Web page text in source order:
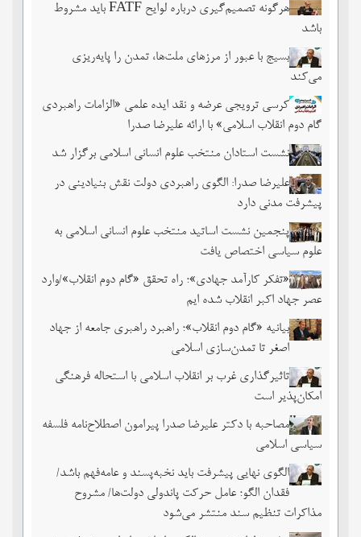
هرگونه تصمیم‌گیری درباره لوایح FATF باید مشروط
باشد
بسیج با عبور از مرزهای ملت‌‌ها، تمدن را پایه‌ریزی
می‌کند
کرسی ترویجی عرضه و نقد ایده علمی «الزامات راهبردی
گام دوم انقلاب اسلامی» با ارائه علیرضا صدرا
نشست استادان منتخب علوم انسانی اسلامی برگزار شد
علیرضا صدرا: الگوی راهبردی دولت نقش بنیادینی در
پیشرفت مدنی دارد
پنجمین نشست اساتید منتخب علوم انسانی اسلامی به
علوم سیاسی اختصاص یافت
«تفکر کارآمد جهادی»؛ راه تحقق «گام دوم انقلاب»/وارد
عصر جهاد اکبر انقلاب شده ایم
بیانیه «گام دوم انقلاب»؛ راهبرد راهبری جامعه از جهاد
اصغر تا تمدن‌سازی اسلامی
تاثیرگذاری غرب بر انقلاب اسلامی با استحاله فرهنگی
امکان‌پذیر است
مصاحبه با دکتر علیرضا صدرا پیرامون اصطلاح‌نامه فلسفه
سیاسی اسلامی
الگوی نهایی پیشرفت باید نخبه‌پسند و عامه‌فهم باشد/
فقدان الگو؛ عامل حرکت پاندولی دولت‌ها/ مشروح
مذاکرات تنظیم سند منتشر می‌شود